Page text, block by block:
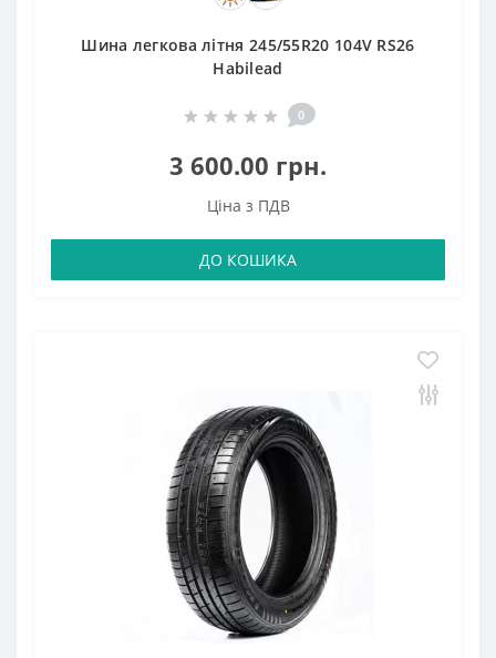
Шина легкова літня 245/55R20 104V RS26
Habilead
0
3 600.00 грн.
Ціна з ПДВ
ДО КОШИКА